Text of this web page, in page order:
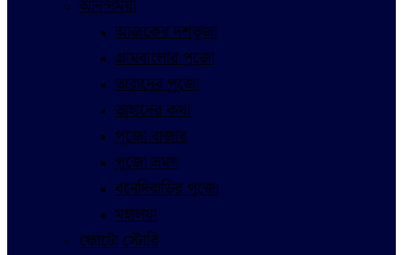
আনন্দময়ী
আজকের দশভূজা
গ্রামবাংলার পুজো
তারাদের পুজো
তাহাদের কথা
পুজো বাজার
পুজো ভ্রমণ
বনেদিবাড়ির পুজো
মহালয়া
ফোটো স্টোরি